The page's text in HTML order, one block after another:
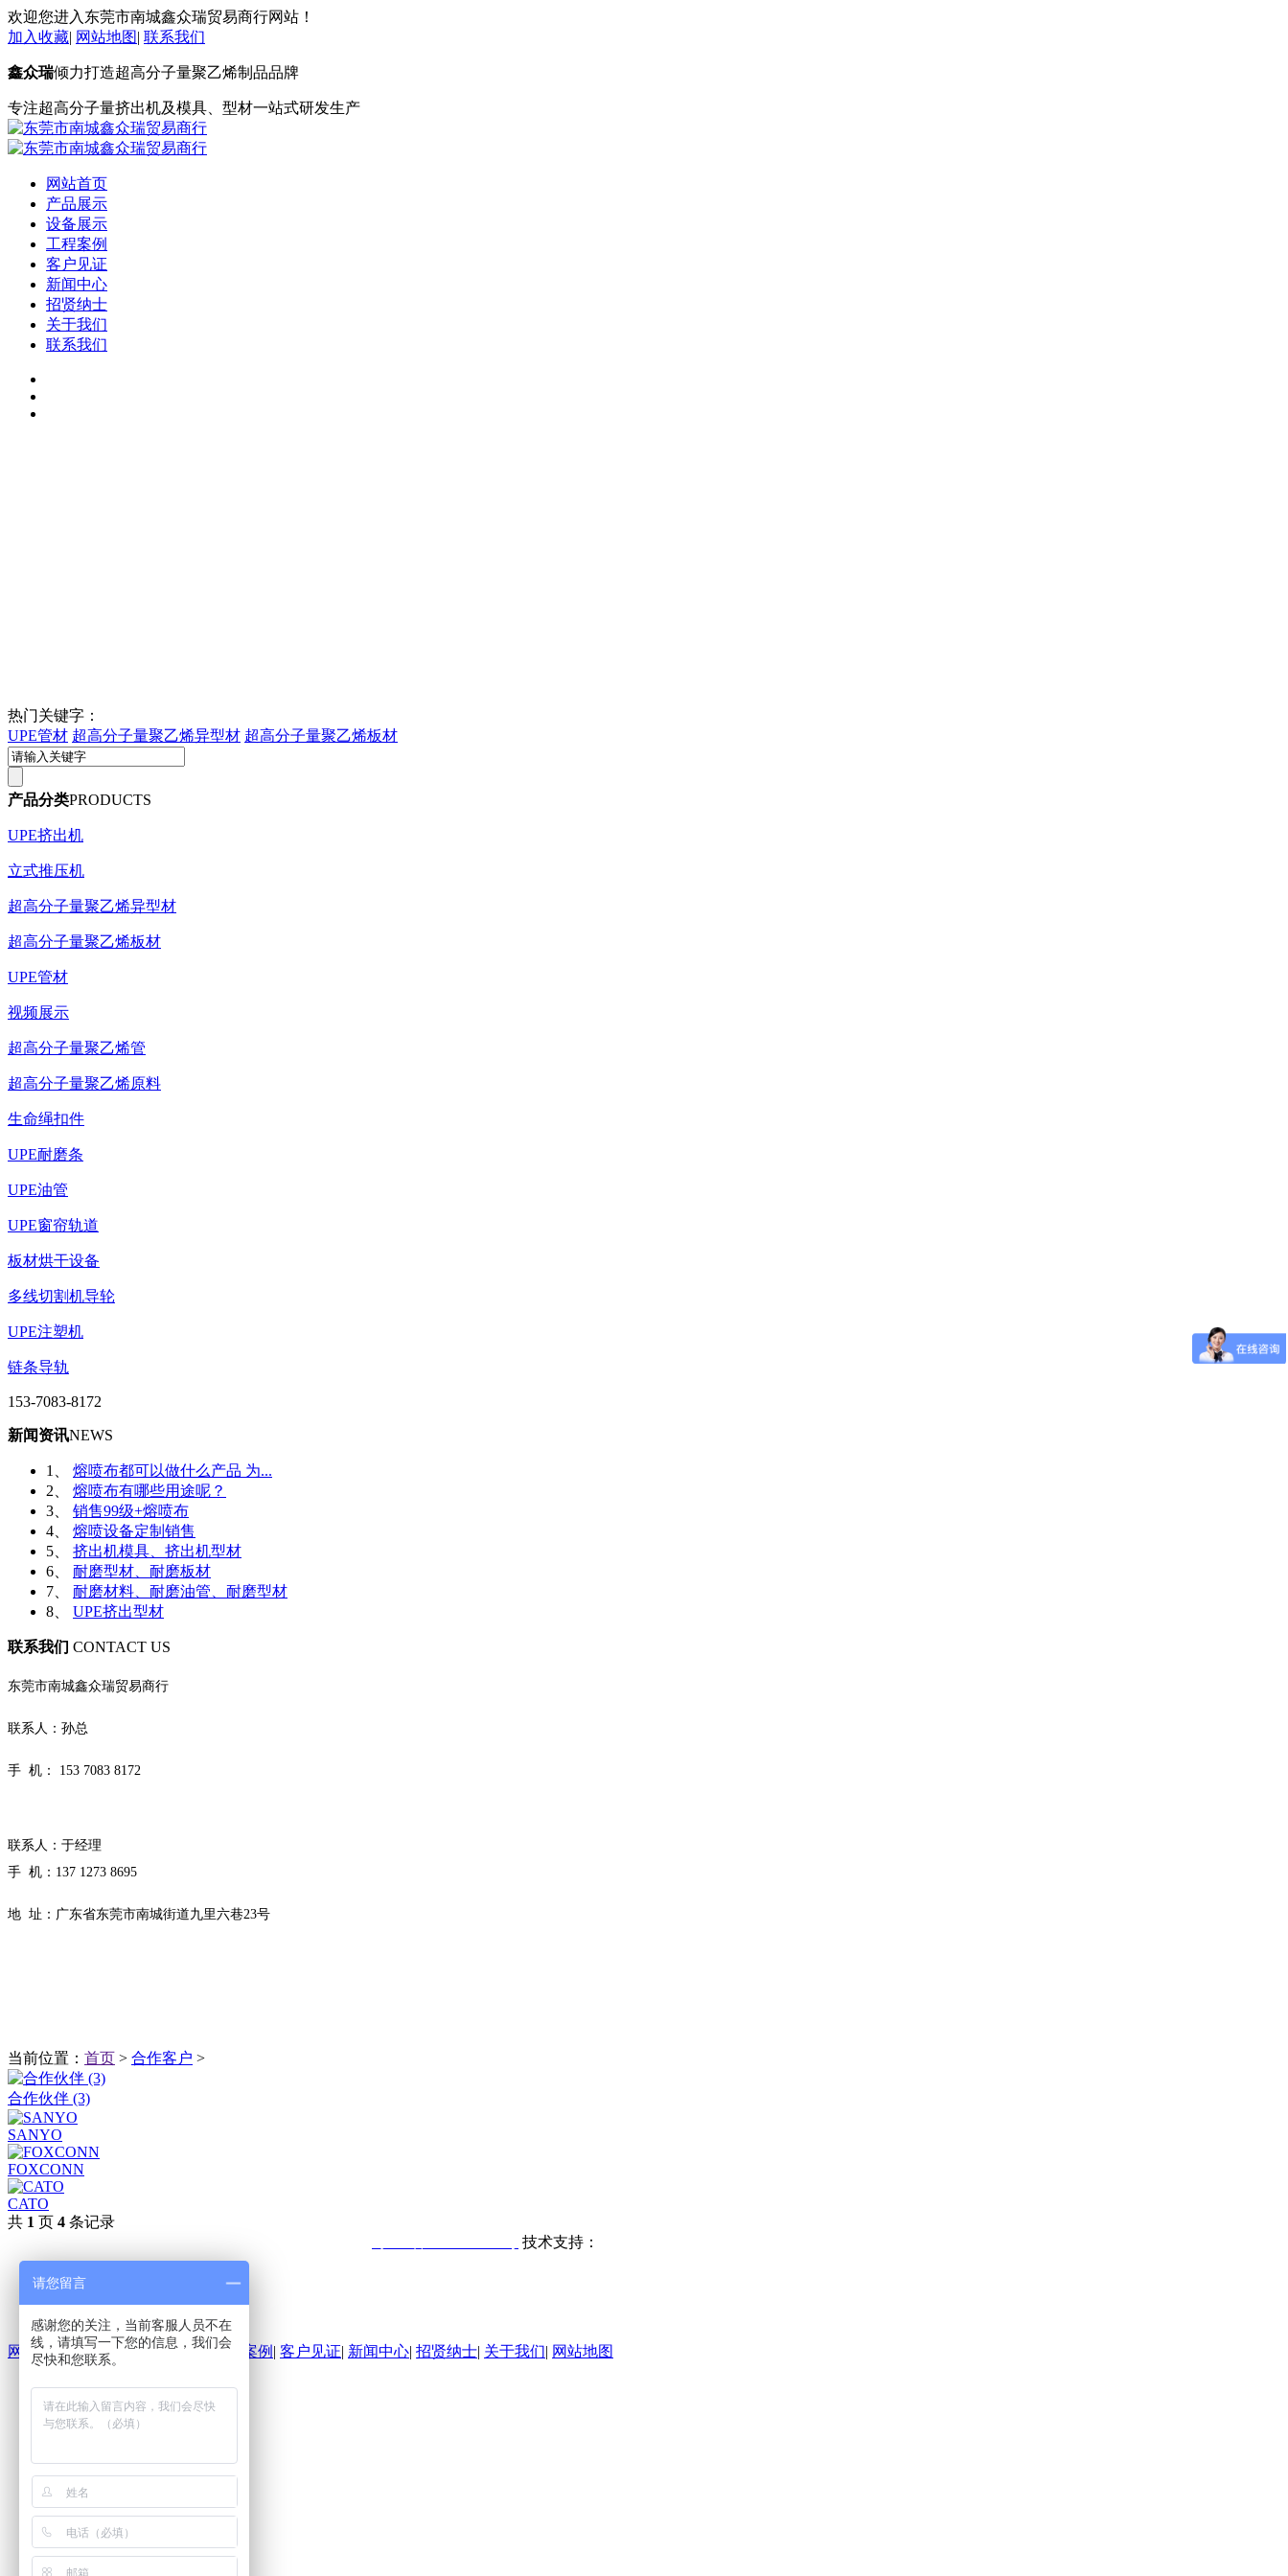
欢迎您进入东莞市南城鑫众瑞贸易商行网站！
加入收藏| 网站地图| 联系我们
鑫众瑞倾力打造超高分子量聚乙烯制品品牌
专注超高分子量挤出机及模具、型材一站式研发生产
网站首页
产品展示
设备展示
工程案例
客户见证
新闻中心
招贤纳士
关于我们
联系我们
热门关键字：
UPE管材 超高分子量聚乙烯异型材 超高分子量聚乙烯板材
产品分类PRODUCTS
UPE挤出机
立式推压机
超高分子量聚乙烯异型材
超高分子量聚乙烯板材
UPE管材
视频展示
超高分子量聚乙烯管
超高分子量聚乙烯原料
生命绳扣件
UPE耐磨条
UPE油管
UPE窗帘轨道
板材烘干设备
多线切割机导轮
UPE注塑机
链条导轨
153-7083-8172
新闻资讯NEWS
1、
熔喷布都可以做什么产品 为...
2、
熔喷布有哪些用途呢？
3、
销售99级+熔喷布
4、
熔喷设备定制销售
5、
挤出机模具、挤出机型材
6、
耐磨型材、耐磨板材
7、
耐磨材料、耐磨油管、耐磨型材
8、
UPE挤出型材
联系我们 CONTACT US
东莞市南城鑫众瑞贸易商行
联系人：孙总
手 机： 153 7083 8172
联系人：于经理
手 机： 137 1273 8695
地 址：广东省东莞市南城街道九里六巷23号
当前位置： 首页 > 合作客户 >
合作伙伴 (3)
SANYO
FOXCONN
CATO
共 1 页 4 条记录
技术支持：
手机： 153 7083 8172 联系人： 总经理
地址： 广东省东莞市南城街道九里六巷23号
网站首页|产品展示| 设备展示| 工程案例 | 客户见证| 新闻中心| 招贤纳士| 关于我们| 网站地图
请您留言
感谢您的关注，当前客服人员不在
线，请填写一下您的信息，我们会
尽快和您联系。